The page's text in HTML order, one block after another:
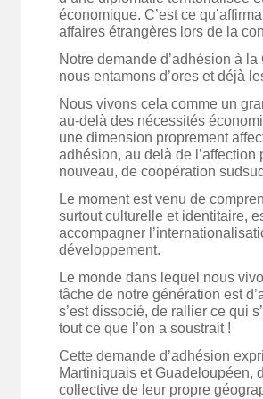
économique. C’est ce
affaires étrangères lors de la
Notre demande d’adhésion à
nous entamons d’ores et déjà
Nous vivons cela comme un
au-delà des nécessités
une dimension proprement
adhésion, au delà de l’affection
nouveau, de coopération
Le moment est venu de
surtout culturelle et identitaire,
accompagner
développement.
Le monde dans lequel nous
tâche de notre génération est
s’est dissocié, de rallier ce qui
tout ce que l’on a soustrait !
Cette demande d’adhésion
Martiniquais et Guadeloupéen,
collective de leur propre